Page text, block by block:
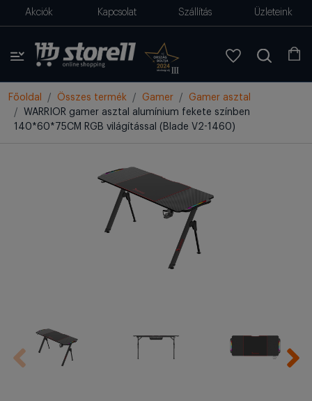
Akciók Kapcsolat Szállítás Üzleteink
Főoldal Összes termék Gamer
Gamer asztal
WARRIOR gamer asztal alumínium fekete színben
140*60*75CM RGB világítással (Blade V2-1460)